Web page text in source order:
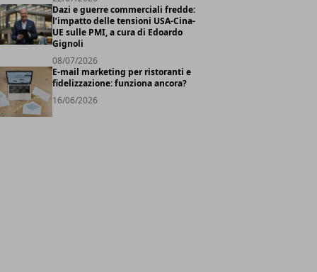
Dazi e guerre commerciali fredde:
l’impatto delle tensioni USA-Cina-
UE sulle PMI, a cura di Edoardo
Gignoli
08/07/2026
E-mail marketing per ristoranti e
fidelizzazione: funziona ancora?
16/06/2026